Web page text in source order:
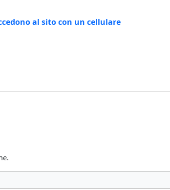
al sito con un cellulare